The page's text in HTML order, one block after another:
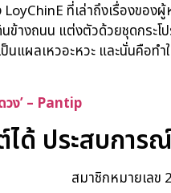
LoyChinE ที่เล่าถึงเรื่องข
งถนน แต่งตัวด้วยชุดกระ
แผลเหวอะหวะ และนั่นคือ
ง’ – Pantip
ด้ ประสบการ
สมาชิกหมายเลข